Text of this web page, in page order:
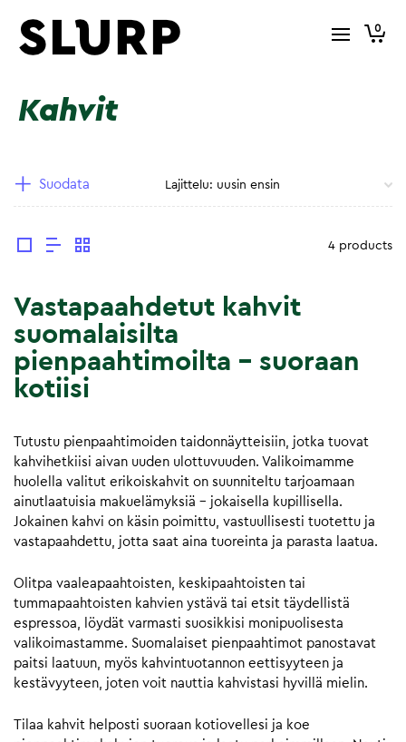
0
Kahvit
Suodata
4 products
Vastapaahdetut kahvit
suomalaisilta
pienpaahtimoilta – suoraan
kotiisi
Tutustu pienpaahtimoiden taidonnäytteisiin, jotka tuovat
kahvihetkiisi aivan uuden ulottuvuuden. Valikoimamme
huolella valitut erikoiskahvit on suunniteltu tarjoamaan
ainutlaatuisia makuelämyksiä – jokaisella kupillisella.
Jokainen kahvi on käsin poimittu, vastuullisesti tuotettu ja
vastapaahdettu, jotta saat aina tuoreinta ja parasta laatua.
Olitpa vaaleapaahtoisten, keskipaahtoisten tai
tummapaahtoisten kahvien ystävä tai etsit täydellistä
espressoa, löydät varmasti suosikkisi monipuolisesta
valikoimastamme. Suomalaiset pienpaahtimot panostavat
paitsi laatuun, myös kahvintuotannon eettisyyteen ja
kestävyyteen, joten voit nauttia kahvistasi hyvillä mielin.
Tilaa kahvit helposti suoraan kotiovellesi ja koe